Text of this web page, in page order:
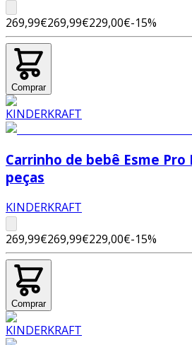
269,99€269,99€229,00€-15%
Comprar
Carrinho de bebê Esme Pro
peças
KINDERKRAFT
269,99€269,99€229,00€-15%
Comprar